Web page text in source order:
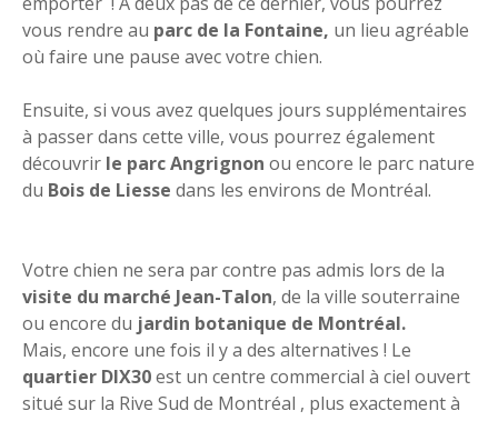
vous rendre au parc de la Fontaine, un lieu agréable
où faire une pause avec votre chien.
Ensuite, si vous avez quelques jours supplémentaires
à passer dans cette ville, vous pourrez également
découvrir le parc Angrignon ou encore le parc nature
du Bois de Liesse dans les environs de Montréal.
Votre chien ne sera par contre pas admis lors de la
visite du marché Jean-Talon, de la ville souterraine
ou encore du jardin botanique de Montréal.
Mais, encore une fois il y a des alternatives ! Le
quartier DIX30est un centre commercial à ciel ouvert
situé sur la Rive Sud de Montréal , plus exactement à